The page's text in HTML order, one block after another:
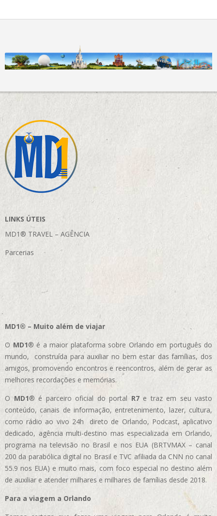
LINKS ÚTEIS
MD1® TRAVEL – AGÊNCIA
Parcerias
MD1® – Muito além de viajar
O MD1® é a maior plataforma sobre Orlando em português do
mundo, construída para auxiliar no bem estar das famílias, dos
amigos, promovendo encontros e reencontros, além de gerar as
melhores recordações e memórias.
OMD1® é parceiro oficial do portal R7e traz em seu vasto
conteúdo, canais de informação, entretenimento, lazer, cultura,
como rádio ao vivo 24h direto de Orlando, Podcast, aplicativo
dedicado, agência multi-destino mas especializada em Orlando,
programa na televisão no Brasil e nos EUA (BRTVMAX – canal
200 da parabólica digital no Brasil e TVC afiliada da CNN no canal
55.9 nos EUA) e muito mais, com foco especial no destino além
de auxiliar e atender milhares e milhares de famílias desde 2018.
Para a viagem a Orlando